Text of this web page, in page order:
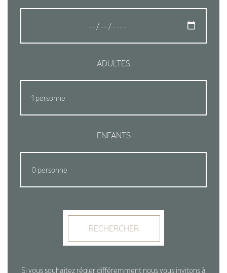
ADULTES
ENFANTS
RECHERCHER
Si vous souhaitez régler différemment nous vous invitons à